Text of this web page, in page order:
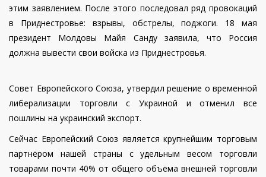
этим заявлением. После этого последовал ряд провокаций
в Приднестровье: взрывы, обстрелы, поджоги. 18 мая
президент Молдовы Майя Санду заявила, что Россия
должна вывести свои войска из Приднестровья.
Совет Европейского Союза, утвердил решение о временной
либерализации торговли с Украиной и отменил все
пошлины на украинский экспорт.
Сейчас Европейский Союз является крупнейшим торговым
партнёром нашей страны с удельным весом торговли
товарами почти 40% от общего объёма внешней торговли